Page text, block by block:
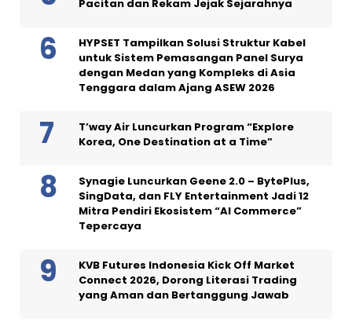
Pacitan dan Rekam Jejak Sejarahnya
HYPSET Tampilkan Solusi Struktur Kabel
untuk Sistem Pemasangan Panel Surya
dengan Medan yang Kompleks di Asia
Tenggara dalam Ajang ASEW 2026
T’way Air Luncurkan Program “Explore
Korea, One Destination at a Time”
Synagie Luncurkan Geene 2.0 – BytePlus,
SingData, dan FLY Entertainment Jadi 12
Mitra Pendiri Ekosistem “AI Commerce”
Tepercaya
KVB Futures Indonesia Kick Off Market
Connect 2026, Dorong Literasi Trading
yang Aman dan Bertanggung Jawab